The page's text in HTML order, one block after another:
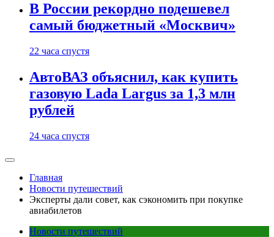
В России рекордно подешевел
самый бюджетный «Москвич»
22 часа спустя
АвтоВАЗ объяснил, как купить
газовую Lada Largus за 1,3 млн
рублей
24 часа спустя
Главная
Новости путешествий
Эксперты дали совет, как сэкономить при покупке
авиабилетов
Новости путешествий